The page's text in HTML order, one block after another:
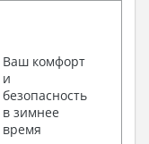
Ваш комфорт
и
безопасность
в зимнее
время